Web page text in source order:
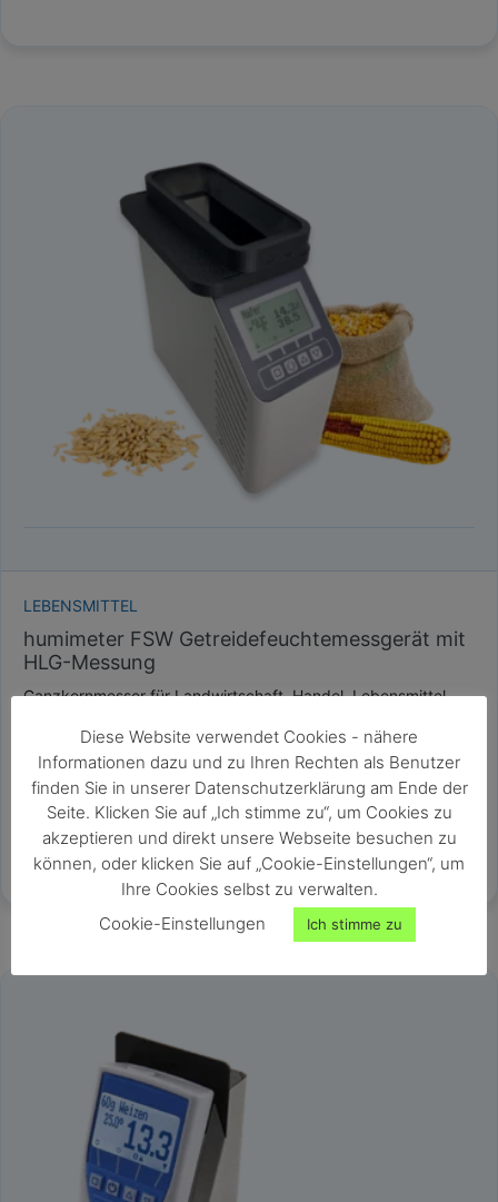
LEBENSMITTEL
humimeter FSW Getreidefeuchtemessgerät mit
HLG-Messung
Ganzkornmesser für Landwirtschaft, Handel, Lebensmittel-
sehr schnelle und genaue Ganzkornmessung
keine Probenvorbereitung nötig
zerstörungsfreie Messung
integrierte Hektolitergewichts-Bestimmung
Diese Website verwendet Cookies - nähere
Informationen dazu und zu Ihren Rechten als Benutzer
finden Sie in unserer Datenschutzerklärung am Ende der
Seite. Klicken Sie auf „Ich stimme zu“, um Cookies zu
akzeptieren und direkt unsere Webseite besuchen zu
können, oder klicken Sie auf „Cookie-Einstellungen“, um
Ihre Cookies selbst zu verwalten.
Cookie-Einstellungen
Ich stimme zu